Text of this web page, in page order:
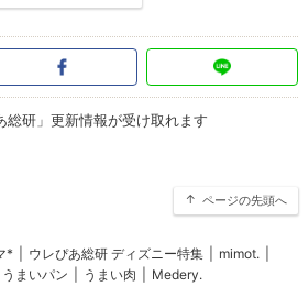
総研」更新情報が受け取れます
ページの先頭へ
* ウレぴあ総研 ディズニー特集 mimot.
うまいパン うまい肉 Medery.